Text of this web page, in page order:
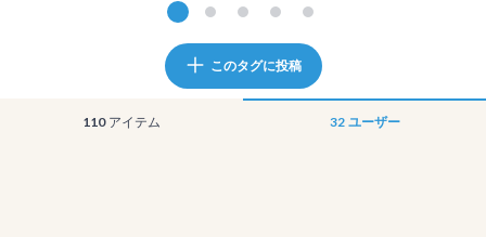
このタグに投稿
110 アイテム 32 ユーザー